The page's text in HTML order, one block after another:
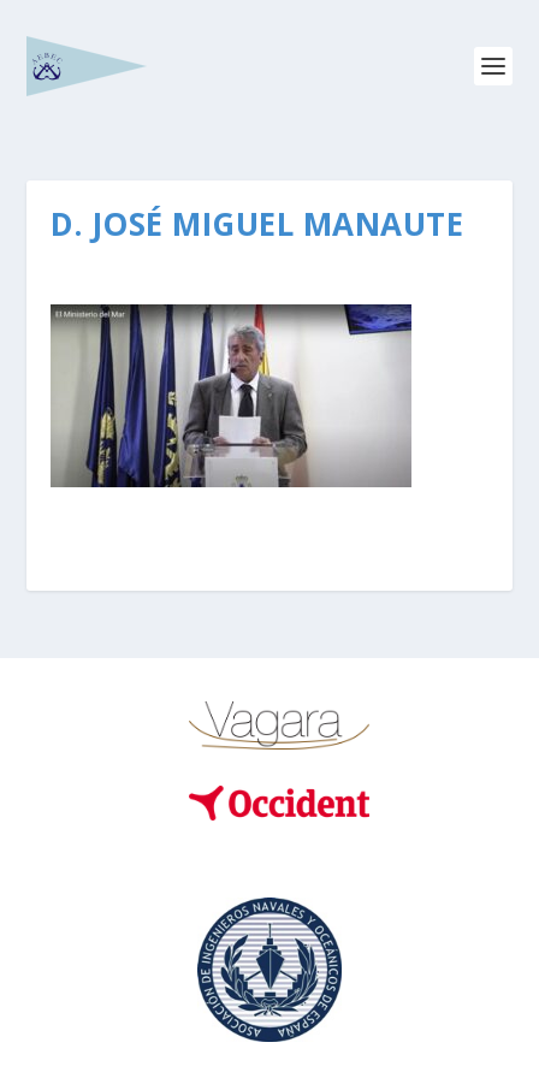
D. JOSÉ MIGUEL MANAUTE